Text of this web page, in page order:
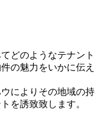
どのようなテナント
の魅力をいかに伝え
によりその地域の持
を誘致致します。